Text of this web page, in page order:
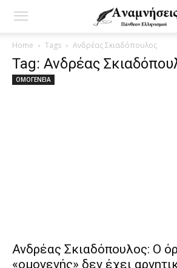
Home Tags Ανδρέας Σκιαδόπουλος
Tag: Ανδρέας
ΟΜΟΓΕΝΕΙΑ
Ανδρέας Σκιαδόπουλος: Ο
«ομογενής» δεν έχει